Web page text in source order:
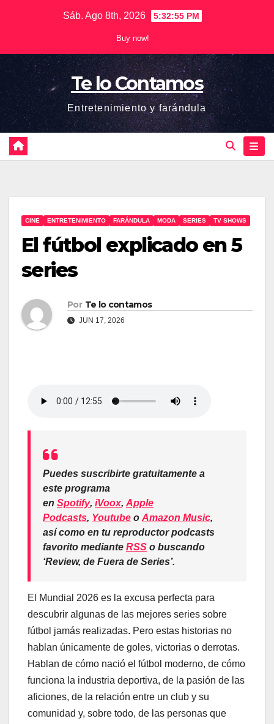
Sáb. Ago 8th, 2026 5:32:56 PM
Buy now!
Te lo Contamos
Entretenimiento y farándula
CINE ENTRETENIMIENTO FARÁNDULA MODA SERIES TV SHOWS
El fútbol explicado en 5
series
Por Te lo contamos
JUN 17, 2026
Puedes suscribirte gratuitamente a
este programa
en Spotify, iVoox, Apple
Podcasts, Youtube o Amazon Music,
así como en tu reproductor podcasts
favorito mediante RSS o buscando
‘Review, de Fuera de Series’.
El Mundial 2026 es la excusa perfecta para
descubrir algunas de las mejores series sobre
fútbol jamás realizadas. Pero estas historias no
hablan únicamente de goles, victorias o derrotas.
Hablan de cómo nació el fútbol moderno, de cómo
funciona la industria deportiva, de la pasión de las
aficiones, de la relación entre un club y su
comunidad y, sobre todo, de las personas que